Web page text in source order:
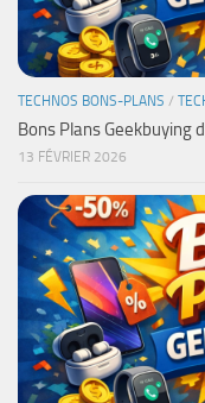
TECHNOS BONS-PLANS /
Bons Plans Geekbuying
13 FÉVRIER 2026